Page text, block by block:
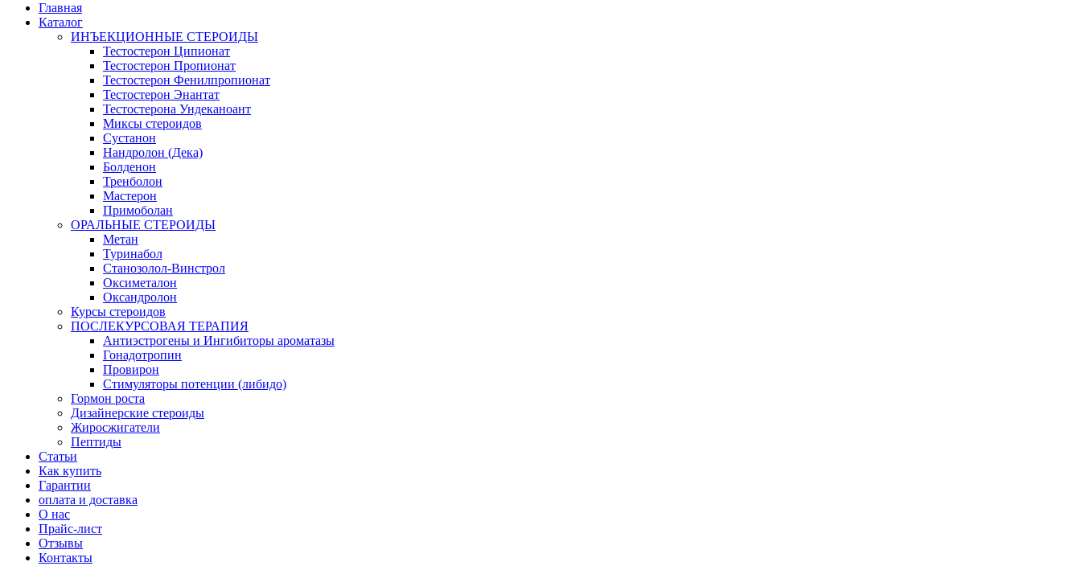
Главная
Каталог
ИНЪЕКЦИОННЫЕ СТЕРОИДЫ
Тестостерон Ципионат
Тестостерон Пропионат
Тестостерон Фенилпропионат
Тестостерон Энантат
Тестостерона Ундеканоант
Миксы стероидов
Сустанон
Нандролон (Дека)
Болденон
Тренболон
Мастерон
Примоболан
ОРАЛЬНЫЕ СТЕРОИДЫ
Метан
Туринабол
Станозолол-Винстрол
Оксиметалон
Оксандролон
Курсы стероидов
ПОСЛЕКУРСОВАЯ ТЕРАПИЯ
Антиэстрогены и Ингибиторы ароматазы
Гонадотропин
Провирон
Стимуляторы потенции (либидо)
Гормон роста
Дизайнерские стероиды
Жиросжигатели
Пептиды
Статьи
Как купить
Гарантии
оплата и доставка
О нас
Прайс-лист
Отзывы
Контакты